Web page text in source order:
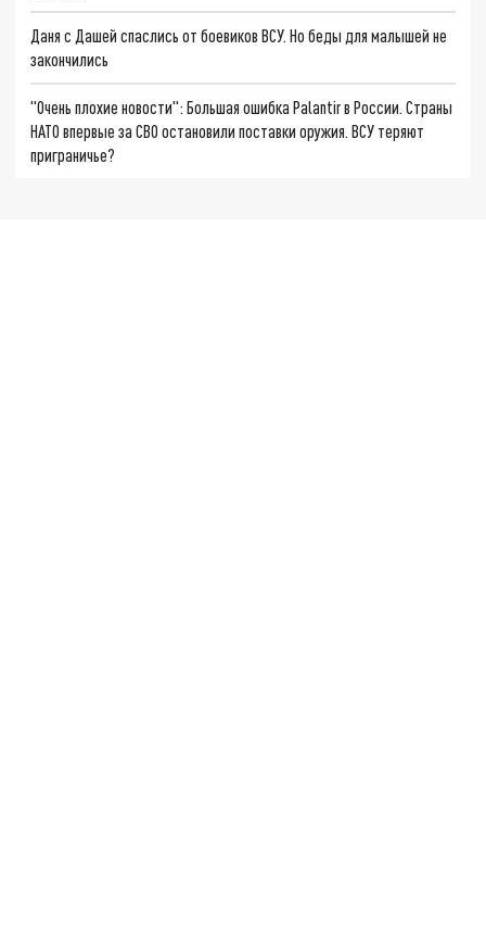
Даня с Дашей спаслись от боевиков ВСУ. Но беды для малышей не
закончились
"Очень плохие новости": Большая ошибка Palantir в России. Страны
НАТО впервые за СВО остановили поставки оружия. ВСУ теряют
приграничье?